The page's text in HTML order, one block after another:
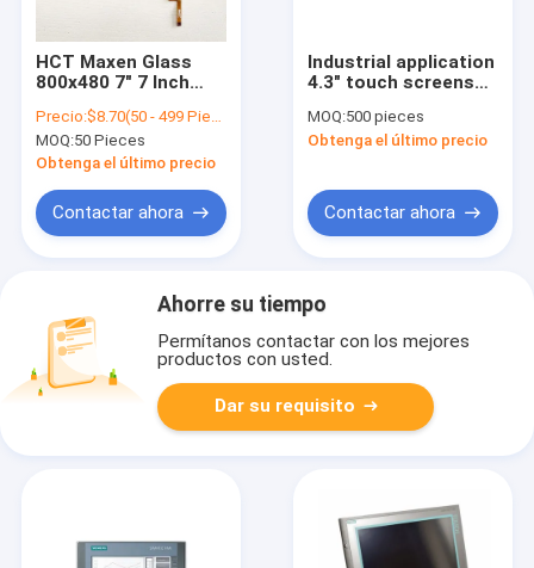
HCT Maxen Glass
800x480 7" 7 Inch
Interface Screen
Touch Panel
Capacitive Controller
Display
Precio:$8.70(50 - 499 Pieces) $8.20(>=500 Pieces)
MOQ:50 Pieces
Obtenga el último precio
Contactar ahora
Industrial application
4.3" touch screens
display HMI interface
4.3 inch hmi touch
MOQ:500 pieces
Obtenga el último precio
Contactar ahora
Ahorre su tiempo
Permítanos contactar con los mejores
productos con usted.
Dar su requisito